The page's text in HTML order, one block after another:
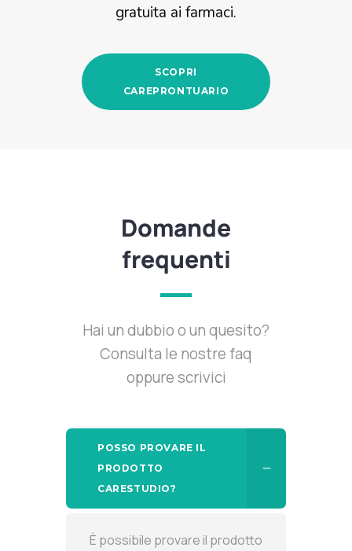
gratuita ai farmaci.
SCOPRI
CAREPRONTUARIO
Domande
frequenti
Hai un dubbio o un quesito?
Consulta le nostre faq
oppure scrivici
POSSO PROVARE IL
PRODOTTO
CARESTUDIO?
È possibile provare il prodotto